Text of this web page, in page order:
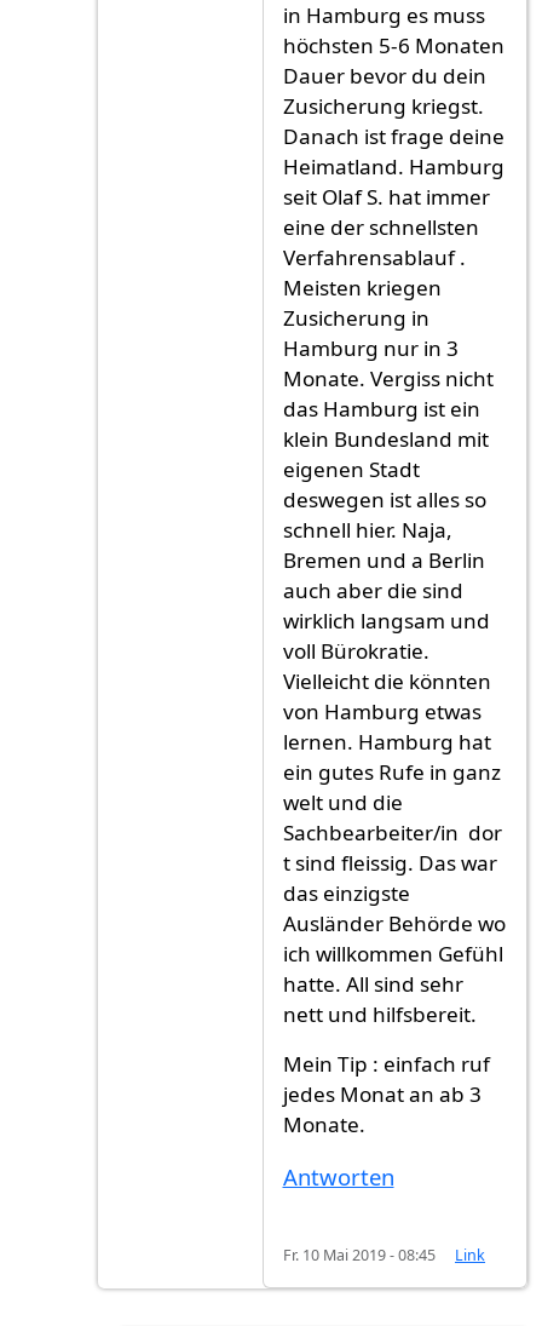
in Hamburg es muss
höchsten 5-6 Monaten
Dauer bevor du dein
Zusicherung kriegst.
Danach ist frage deine
Heimatland. Hamburg
seit Olaf S. hat immer
eine der schnellsten
Verfahrensablauf .
Meisten kriegen
Zusicherung in
Hamburg nur in 3
Monate. Vergiss nicht
das Hamburg ist ein
klein Bundesland mit
eigenen Stadt
deswegen ist alles so
schnell hier. Naja,
Bremen und a Berlin
auch aber die sind
wirklich langsam und
voll Bürokratie.
Vielleicht die könnten
von Hamburg etwas
lernen. Hamburg hat
ein gutes Rufe in ganz
welt und die
Sachbearbeiter/in dor
t sind fleissig. Das war
das einzigste
Ausländer Behörde wo
ich willkommen Gefühl
hatte. All sind sehr
nett und hilfsbereit.
Mein Tip : einfach ruf
jedes Monat an ab 3
Monate.
Antworten
Fr. 10 Mai 2019 - 08:45 Link